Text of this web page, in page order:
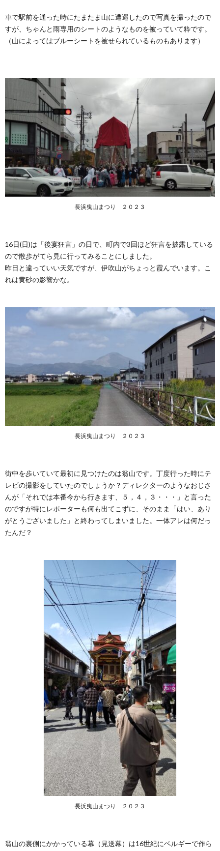
車で駅前を通った時にたまたま山に遭遇したので写真を撮ったので
すが、ちゃんと雨専用のシートのようなものを被っていて粋です。
（山によってはブルーシートを被せられているものもあります）
長浜曳山まつり ２０２３
16日(日)は「後宴狂言」の日で、町内で3回ほど狂言を披露している
ので散歩がてら見に行ってみることにしました。
昨日と違っていい天気ですが、伊吹山がちょっと霞んでいます。こ
れは黄砂の影響かな。
長浜曳山まつり ２０２３
街中を歩いていて最初に見つけたのは翁山です。丁度行った時にテ
レビの撮影をしていたのでしょうか？ディレクターのようなおじさ
んが「それでは本番今から行きます、５，４，３・・・」と言った
のですが特にレポーターも何も出てこずに、そのまま「はい、あり
がとうございました」と終わってしまいました。一体アレは何だっ
たんだ？
長浜曳山まつり ２０２３
翁山の裏側にかかっている幕（見送幕）は16世紀にベルギーで作ら